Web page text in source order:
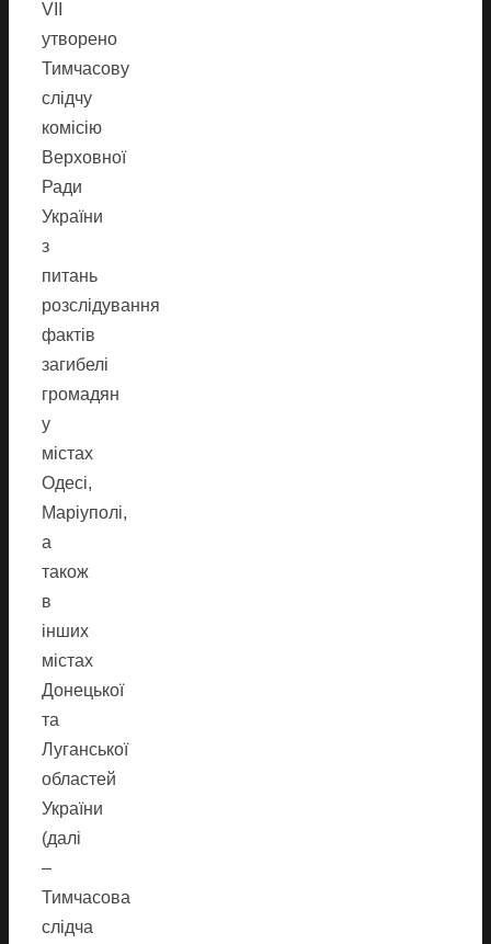
VII
утворено
Тимчасову
слідчу
комісію
Верховної
Ради
України
з
питань
розслідування
фактів
загибелі
громадян
у
містах
Одесі,
Маріуполі,
а
також
в
інших
містах
Донецької
та
Луганської
областей
України
(далі
–
Тимчасова
слідча